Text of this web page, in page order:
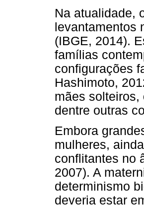
Na atualidade,
levantamentos
(IBGE, 2014).
famílias
configurações
Hashimoto,
mães
dentre outras
Embora
mulheres,
conflitantes no
2007). A
determinismo
deveria estar